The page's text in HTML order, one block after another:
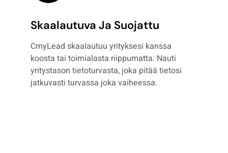
Skaalautuva Ja Suojattu
CmyLead skaalautuu yrityksesi kanssa
koosta tai toimialasta riippumatta. Nauti
yritystason tietoturvasta, joka pitää tietosi
jatkuvasti turvassa joka vaiheessa.